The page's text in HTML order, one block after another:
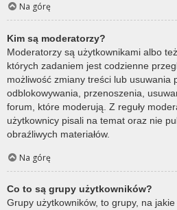
Na górę
Kim są moderatorzy?
Moderatorzy są użytkownikami albo
których zadaniem jest codzienne
możliwość zmiany treści lub usuwania
odblokowywania, przenoszenia,
forum, które moderują. Z reguły
użytkownicy pisali na temat oraz nie
obraźliwych materiałów.
Na górę
Co to są grupy użytkowników?
Grupy użytkowników, to grupy, na